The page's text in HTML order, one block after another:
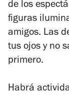
de los
figuras
amigos. Las
tus ojos y no
primero.
Habrá